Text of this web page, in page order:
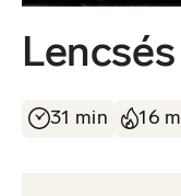
31 min 16